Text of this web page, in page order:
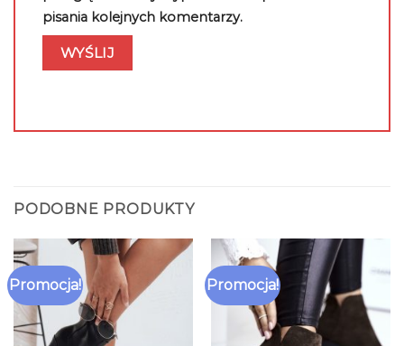
pisania kolejnych komentarzy.
PODOBNE PRODUKTY
Promocja! Promocja!